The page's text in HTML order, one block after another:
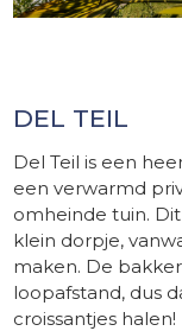
DEL TEIL
Del Teil is een
een verwarmd
omheinde tuin.
klein dorpje,
maken. De
loopafstand, dus
croissantjes halen!